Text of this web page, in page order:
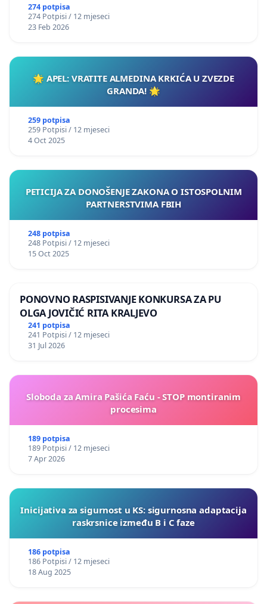
274 potpisa
274 Potpisi / 12 mjeseci
23 Feb 2026
🌟 APEL: VRATITE ALMEDINA KRKIĆA U ZVEZDE
GRANDA! 🌟
259 potpisa
259 Potpisi / 12 mjeseci
4 Oct 2025
PETICIJA ZA DONOŠENJE ZAKONA O ISTOSPOLNIM
PARTNERSTVIMA FBIH
248 potpisa
248 Potpisi / 12 mjeseci
15 Oct 2025
PONOVNO RASPISIVANJE KONKURSA ZA PU
OLGA JOVIČIĆ RITA KRALJEVO
241 potpisa
241 Potpisi / 12 mjeseci
31 Jul 2026
Sloboda za Amira Pašića Faću - STOP montiranim
procesima
189 potpisa
189 Potpisi / 12 mjeseci
7 Apr 2026
Inicijativa za sigurnost u KS: sigurnosna adaptacija
raskrsnice između B i C faze
186 potpisa
186 Potpisi / 12 mjeseci
18 Aug 2025